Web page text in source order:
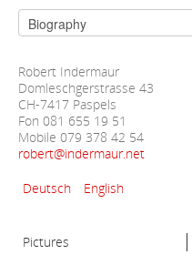
Robert Indermaur
Domleschgerstrasse 43
CH-7417 Paspels
Fon 081 655 19 51
Mobile 079 378 42 54
robert@indermaur.net
Deutsch
English
Pictures